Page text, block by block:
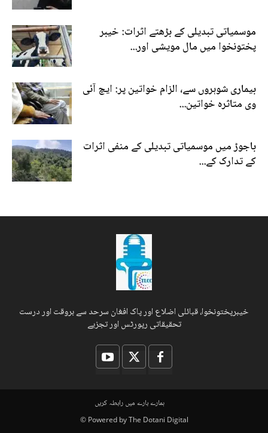
موسمیاتی تبدیلی کے بڑھتے اثرات: خیبر
پختونخوا میں مال مویشی اور...
بیماری شوہروں سے، الزام خواتین پر: ایچ آئی
وی متاثرہ خواتین...
باجوڑ میں موسمیاتی تبدیلی کے منفی اثرات
کے تدارک کے...
خیبرپختونخوا، قبائلی اضلاع اور پاک افغان سرحد سے بروقت اور درست
تحقیقاتی رپورٹس اور تجزیے
ہمارے بارے میں رابطہ کریں
© Powered by The Dotani Digital